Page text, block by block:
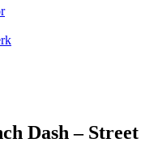
Dash – Street